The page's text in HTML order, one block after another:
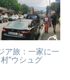
ンガポールの